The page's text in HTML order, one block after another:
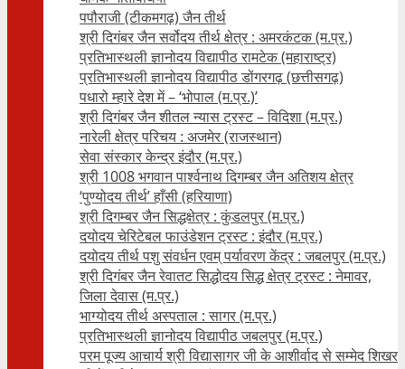
पपौराजी (टीकमगढ़) जैन तीर्थ
श्री दिगंबर जैन सर्वोदय तीर्थ क्षेत्र : अमरकंटक (म.प्र.)
प्रतिभास्थली ज्ञानोदय विद्यापीठ रामटेक (महाराष्ट्र)
प्रतिभास्थली ज्ञानोदय विद्यापीठ डोंगरगढ़ (छत्तीसगढ़)
पधारो म्हारे देश में – ‘भोपाल (म.प्र.)’
श्री दिगंबर जैन शीतल न्यास ट्रस्ट – विदिशा (म.प्र.)
नारेली क्षेत्र परिचय : अजमेर (राजस्थान)
सेवा संस्कार केन्द्र इंदौर (म.प्र.)
श्री 1008 भगवान पार्श्वनाथ दिगम्बर जैन अतिशय क्षे‍त्र
‘पुण्योदय तीर्थ’ हाँसी (हरियाणा)
श्री दिगम्बर जैन सिद्धक्षेत्र : कुंडलपुर (म.प्र.)
दयोदय चेरिटेबल फाउंडेशन ट्रस्ट : इंदौर (म.प्र.)
दयोदय तीर्थ पशु संवर्धन एवम्‌ पर्यावरण केंद्र : जबलपुर (म.प्र.)
श्री दिगंबर जैन रेवातट सिद्धोदय सिद्ध क्षेत्र ट्रस्ट : नेमावर,
जिला देवास (म.प्र.)
भाग्योदय तीर्थ अस्पताल : सागर (म.प्र.)
प्रतिभास्थली ज्ञानोदय विद्यापीठ जबलपुर (म.प्र.)
परम पूज्य आचार्य श्री विद्यासागर जी के आशीर्वाद से सम्मेद शिखर